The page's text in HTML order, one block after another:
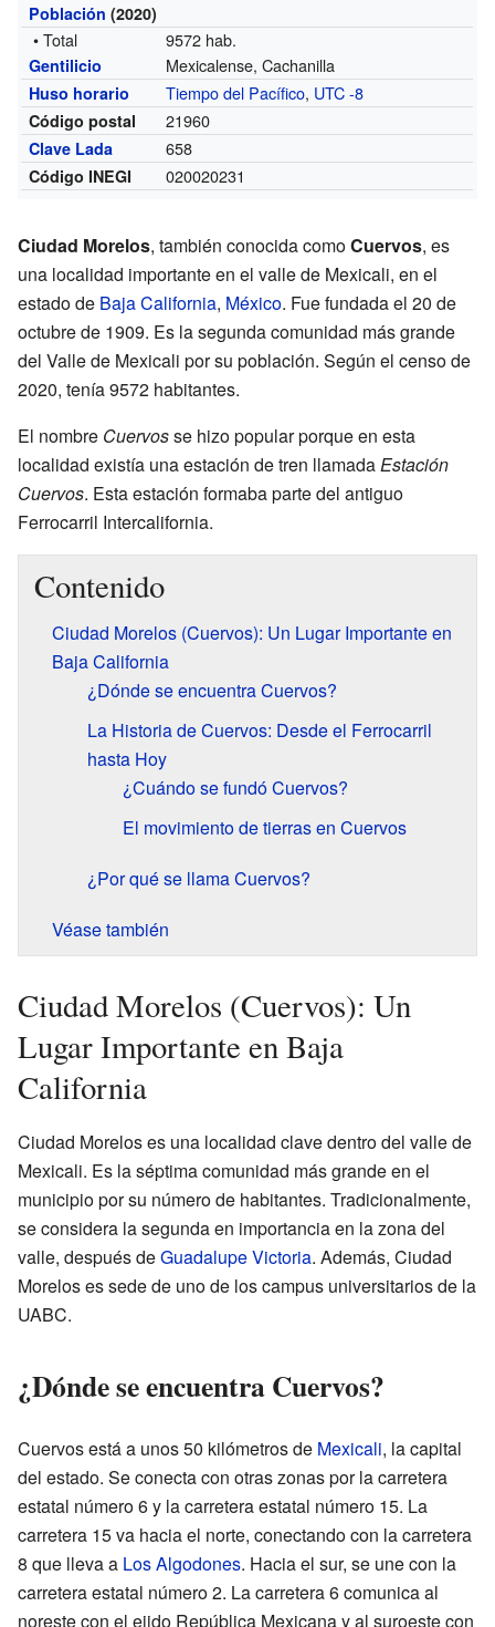
Población (2020)
• Total 9572 hab.
Gentilicio Mexicalense, Cachanilla
Huso horario Tiempo del Pacífico, UTC -8
Código postal 21960
Clave Lada 658
Código INEGI 020020231
Ciudad Morelos, también conocida comoCuervos, es
una localidad importante en el valle de Mexicali, en el
estado de Baja California, México. Fue fundada el 20 de
octubre de 1909. Es la segunda comunidad más grande
del Valle de Mexicali por su población. Según el censo de
2020, tenía 9572 habitantes.
El nombre Cuervosse hizo popular porque en esta
localidad existía una estación de tren llamadaEstación
Cuervos. Esta estación formaba parte del antiguo
Ferrocarril Intercalifornia.
Contenido
Ciudad Morelos (Cuervos): Un Lugar Importante en
Baja California
¿Dónde se encuentra Cuervos?
La Historia de Cuervos: Desde el Ferrocarril
hasta Hoy
¿Cuándo se fundó Cuervos?
El movimiento de tierras en Cuervos
¿Por qué se llama Cuervos?
Véase también
Ciudad Morelos (Cuervos): Un
Lugar Importante en Baja
California
Ciudad Morelos es una localidad clave dentro del valle de
Mexicali. Es la séptima comunidad más grande en el
municipio por su número de habitantes. Tradicionalmente,
se considera la segunda en importancia en la zona del
valle, después deGuadalupe Victoria. Además, Ciudad
Morelos es sede de uno de los campus universitarios de la
UABC.
¿Dónde se encuentra Cuervos?
Cuervos está a unos 50 kilómetros de Mexicali, la capital
del estado. Se conecta con otras zonas por la carretera
estatal número 6 y la carretera estatal número 15. La
carretera 15 va hacia el norte, conectando con la carretera
8 que lleva a Los Algodones. Hacia el sur, se une con la
carretera estatal número 2. La carretera 6 comunica al
noreste con el ejido República Mexicana y al suroeste con